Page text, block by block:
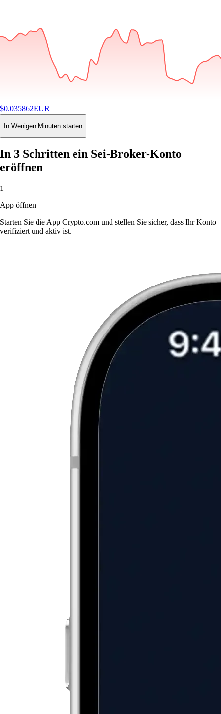
$0.035862EUR
-0.06%24H
Buy
In Wenigen Minuten starten
In 3 Schritten ein Sei-Broker-Konto
eröffnen
1
App öffnen
Starten Sie die App Crypto.com und stellen Sie sicher, dass Ihr Konto
verifiziert und aktiv ist.